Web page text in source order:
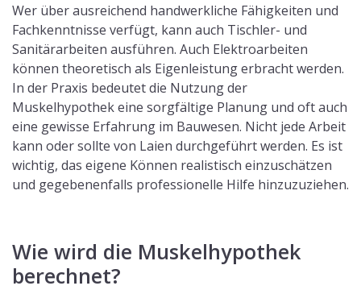
Wer über ausreichend handwerkliche Fähigkeiten und
Fachkenntnisse verfügt, kann auch Tischler- und
Sanitärarbeiten ausführen. Auch Elektroarbeiten
können theoretisch als Eigenleistung erbracht werden.
In der Praxis bedeutet die Nutzung der
Muskelhypothek eine sorgfältige Planung und oft auch
eine gewisse Erfahrung im Bauwesen. Nicht jede Arbeit
kann oder sollte von Laien durchgeführt werden. Es ist
wichtig, das eigene Können realistisch einzuschätzen
und gegebenenfalls professionelle Hilfe hinzuzuziehen.
Wie wird die Muskelhypothek
berechnet?